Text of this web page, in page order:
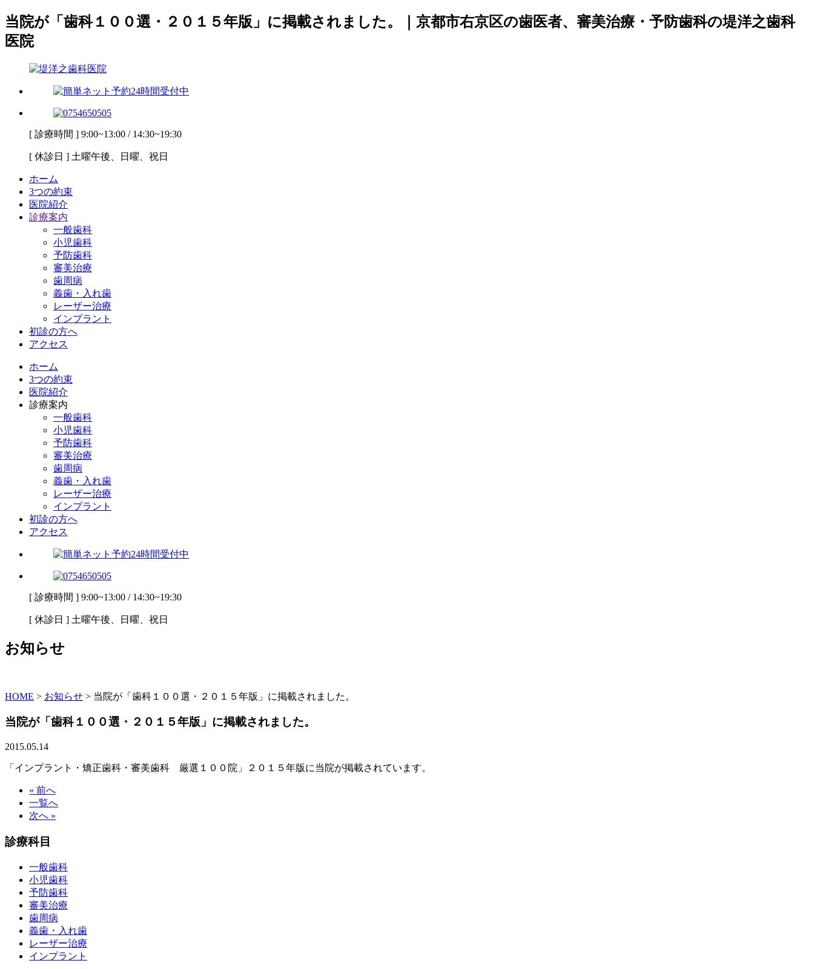
当院が「歯科１００選・２０１５年版」に掲載されました。｜京都市右京区の歯医者、審美治療・予防歯科の堤洋之歯科
医院
[ 診療時間 ] 9:00~13:00 / 14:30~19:30
[ 休診日 ] 土曜午後、日曜、祝日
ホーム
3つの約束
医院紹介
診療案内
一般歯科
小児歯科
予防歯科
審美治療
歯周病
義歯・入れ歯
レーザー治療
インプラント
初診の方へ
アクセス
ホーム
3つの約束
医院紹介
診療案内
一般歯科
小児歯科
予防歯科
審美治療
歯周病
義歯・入れ歯
レーザー治療
インプラント
初診の方へ
アクセス
[ 診療時間 ] 9:00~13:00 / 14:30~19:30
[ 休診日 ] 土曜午後、日曜、祝日
お知らせ
HOME > お知らせ > 当院が「歯科１００選・２０１５年版」に掲載されました。
当院が「歯科１００選・２０１５年版」に掲載されました。
2015.05.14
「インプラント・矯正歯科・審美歯科 厳選１００院」２０１５年版に当院が掲載されています。
« 前へ
一覧へ
次へ »
診療科目
一般歯科
小児歯科
予防歯科
審美治療
歯周病
義歯・入れ歯
レーザー治療
インプラント